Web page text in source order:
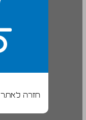
חזרה לאתר